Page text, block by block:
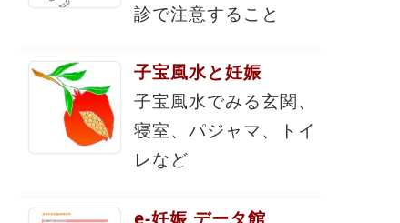
診で注意すること
子宝風水と妊娠
子宝風水でみる玄関、
寝室、パジャマ、トイ
レなど
e-妊娠 データ館